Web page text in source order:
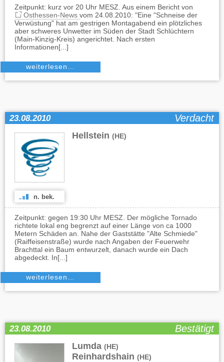
Zeitpunkt: kurz vor 20 Uhr MESZ. Aus einem Bericht von
Osthessen-News vom 24.08.2010: "Eine "Schneise der
Verwüstung" hat am gestrigen Montagabend ein plötzliches
aber schweres Unwetter im Süden der Stadt Schlüchtern
(Main-Kinzig-Kreis) angerichtet. Nach ersten
Informationen[...]
weiterlesen…
23.08.2010 Verdacht
Hellstein (HE)
n. bek.
Zeitpunkt: gegen 19:30 Uhr MESZ. Der mögliche Tornado
richtete lokal eng begrenzt auf einer Länge von ca 1000
Metern Schäden an. Nahe der Gaststätte "Alte Schmiede"
(Raiffeisenstraße) wurde nach Angaben der Feuerwehr
Brachttal ein Baum entwurzelt, danach wurde ein Dach
abgedeckt. In[...]
weiterlesen…
23.08.2010 Bestätigt
Lumda (HE)
Reinhardshain (HE)